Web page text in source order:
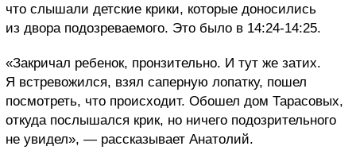
что слышали детские крики, которые доносились
из двора подозреваемого. Это было в 14:24-14:25.
«Закричал ребенок, пронзительно. И тут же затих.
Я встревожился, взял саперную лопатку, пошел
посмотреть, что происходит. Обошел дом Тарасовых,
откуда послышался крик, но ничего подозрительного
не увидел», — рассказывает Анатолий.